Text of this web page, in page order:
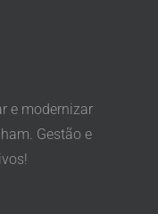
e modernizar
Gestão e